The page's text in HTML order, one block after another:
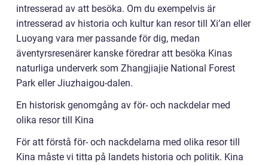
intresserad av att besöka. Om du exempelvis är
intresserad av historia och kultur kan resor till Xi’an eller
Luoyang vara mer passande för dig, medan
äventyrsresenärer kanske föredrar att besöka Kinas
naturliga underverk som Zhangjiajie National Forest
Park eller Jiuzhaigou-dalen.
En historisk genomgång av för- och nackdelar med
olika resor till Kina
För att förstå för- och nackdelarna med olika resor till
Kina måste vi titta på landets historia och politik. Kina